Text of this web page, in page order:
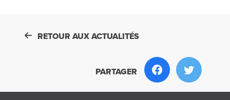
RETOUR AUX ACTUALITÉS
PARTAGER